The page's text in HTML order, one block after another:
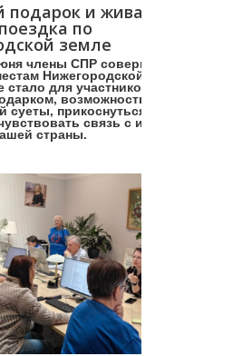
и живая
по
земле
члены СПР совершили поездку
Нижегородской земли. Это
стало для участников настоящим
возможностью отвлечься
суеты, прикоснуться к святыням
связь с историей и
страны.